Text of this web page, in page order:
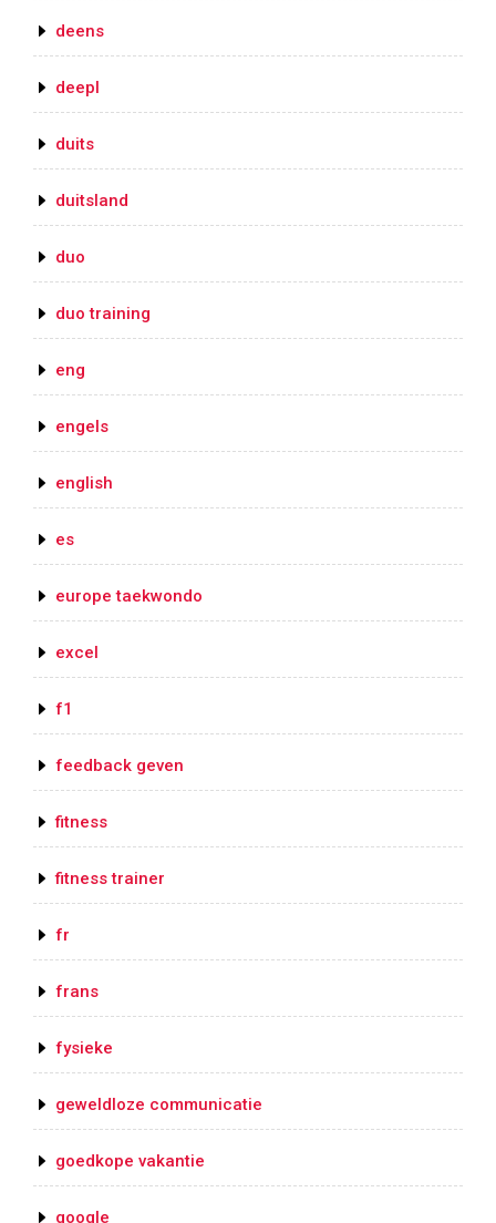
deens
deepl
duits
duitsland
duo
duo training
eng
engels
english
es
europe taekwondo
excel
f1
feedback geven
fitness
fitness trainer
fr
frans
fysieke
geweldloze communicatie
goedkope vakantie
google